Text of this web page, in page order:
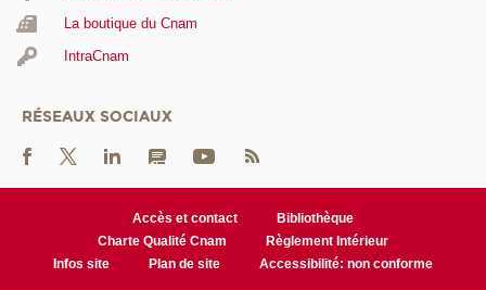
La boutique du Cnam
IntraCnam
RÉSEAUX SOCIAUX
Accès et contact
Bibliothèque
Charte Qualité Cnam
Règlement Intérieur
Infos site
Plan de site Accessibilité: non conforme